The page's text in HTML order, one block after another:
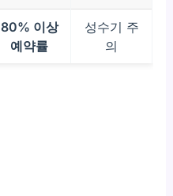
80% 이상
예약률
성수기 주
의